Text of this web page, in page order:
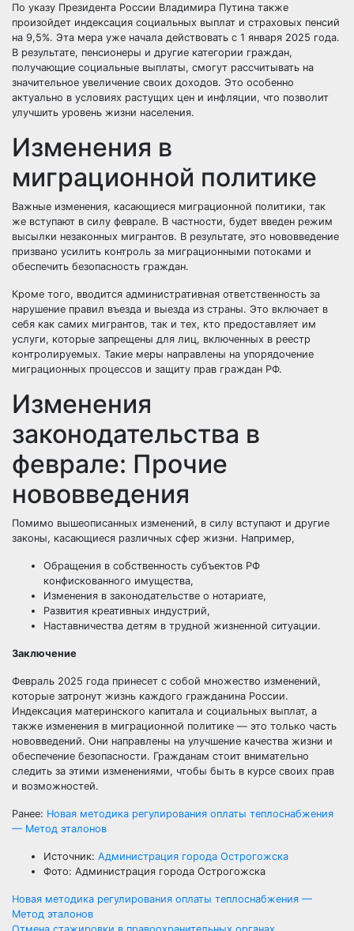
По указу Президента России Владимира Путина также
произойдет индексация социальных выплат и страховых пенсий
на 9,5%. Эта мера уже начала действовать с 1 января 2025 года.
В результате, пенсионеры и другие категории граждан,
получающие социальные выплаты, смогут рассчитывать на
значительное увеличение своих доходов. Это особенно
актуально в условиях растущих цен и инфляции, что позволит
улучшить уровень жизни населения.
Изменения в
миграционной политике
Важные изменения, касающиеся миграционной политики, так
же вступают в силу феврале. В частности, будет введен режим
высылки незаконных мигрантов. В результате, это нововведение
призвано усилить контроль за миграционными потоками и
обеспечить безопасность граждан.
Кроме того, вводится административная ответственность за
нарушение правил въезда и выезда из страны. Это включает в
себя как самих мигрантов, так и тех, кто предоставляет им
услуги, которые запрещены для лиц, включенных в реестр
контролируемых. Такие меры направлены на упорядочение
миграционных процессов и защиту прав граждан РФ.
Изменения
законодательства в
феврале: Прочие
нововведения
Помимо вышеописанных изменений, в силу вступают и другие
законы, касающиеся различных сфер жизни. Например,
Обращения в собственность субъектов РФ
конфискованного имущества,
Изменения в законодательстве о нотариате,
Развития креативных индустрий,
Наставничества детям в трудной жизненной ситуации.
Заключение
Февраль 2025 года принесет с собой множество изменений,
которые затронут жизнь каждого гражданина России.
Индексация материнского капитала и социальных выплат, а
также изменения в миграционной политике — это только часть
нововведений. Они направлены на улучшение качества жизни и
обеспечение безопасности. Гражданам стоит внимательно
следить за этими изменениями, чтобы быть в курсе своих прав
и возможностей.
Ранее: Новая методика регулирования оплаты теплоснабжения
— Метод эталонов
Источник: Администрация города Острогожска
Фото: Администрация города Острогожска
Навигация
Новая методика регулирования оплаты теплоснабжения —
Метод эталонов